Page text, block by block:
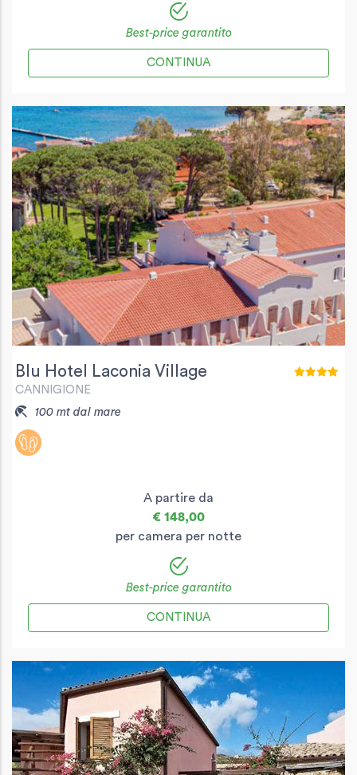
Best-price garantito
CONTINUA
Blu Hotel Laconia Village
CANNIGIONE
100 mt dal mare
A partire da
€ 148,00
per camera per notte
Best-price garantito
CONTINUA